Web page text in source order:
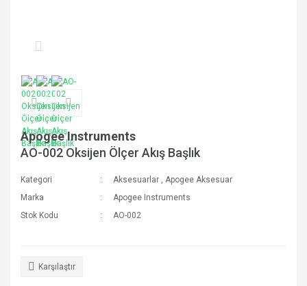
Apogee Instruments
AO-002 Oksijen Ölçer Akış Başlık
Kategori Aksesuarlar ,Apogee Aksesuar
Marka
Apogee Instruments
Stok Kodu
AO-002
Karşılaştır